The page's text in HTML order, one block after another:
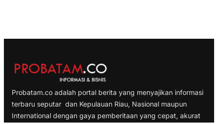
Probatam.co adalah portal berita yang menyajikan informasi
terbaru seputar dan Kepulauan Riau, Nasional maupun
International dengan gaya pemberitaan yang cepat, akurat